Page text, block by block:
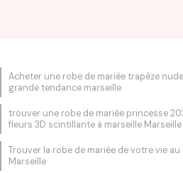
Acheter une robe de mariée trapèze
grande tendance marseille
trouver une robe de mariée princesse
fleurs 3D scintillante à marseille Marseille
Trouver la robe de mariée de votre vie
Marseille